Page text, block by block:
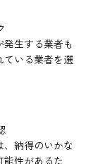
生する業者も
ている業者を選
納得のいかな
能性があるた